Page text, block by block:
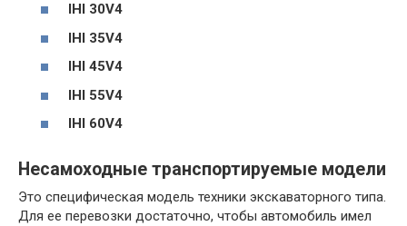
IHI 30V4
IHI 35V4
IHI 45V4
IHI 55V4
IHI 60V4
Несамоходные транспортируемые модели
Это специфическая модель техники экскаваторного типа.
Для ее перевозки достаточно, чтобы автомобиль имел